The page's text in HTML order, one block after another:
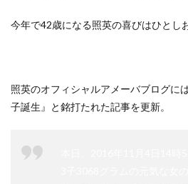
今年で42歳になる照英の喜びはひとし
照英のオフィシャルアメーバブログ
子誕生』と銘打たれた記事を更新。